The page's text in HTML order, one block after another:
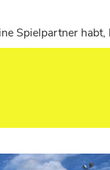
Spielpartner